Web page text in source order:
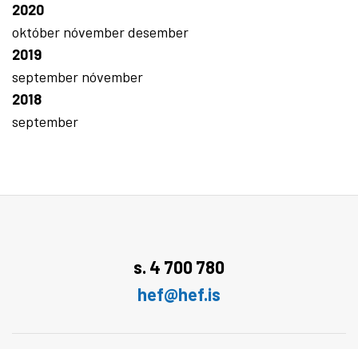
2020
október nóvemberdesember
2019
september nóvember
2018
september
s. 4 700 780
hef@hef.is